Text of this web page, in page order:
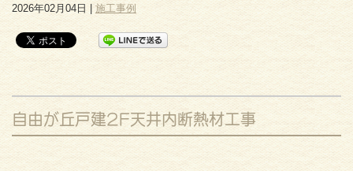
2026年02月04日 | 施工事例
自由が丘戸建2F天井内断熱材工事